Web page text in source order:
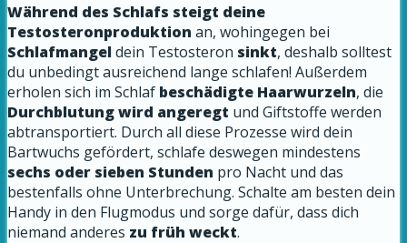
Während des Schlafs steigt deine
Testosteronproduktion an, wohingegen bei
Schlafmangeldein Testosteron sinkt, deshalb solltest
du unbedingt ausreichend lange schlafen! Außerdem
erholen sich im Schlaf beschädigte Haarwurzeln, die
Durchblutung wird angeregt und Giftstoffe werden
abtransportiert. Durch all diese Prozesse wird dein
Bartwuchs gefördert, schlafe deswegen mindestens
sechs oder sieben Stunden pro Nacht und das
bestenfalls ohne Unterbrechung. Schalte am besten dein
Handy in den Flugmodus und sorge dafür, dass dich
niemand anderes zu früh weckt.